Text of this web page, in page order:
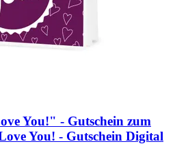
You!" -​ Gutschein zum
You! -​ Gutschein Digital